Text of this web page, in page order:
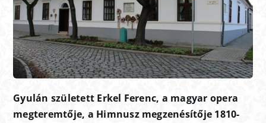
Gyulán született Erkel Ferenc, a magyar opera
megteremtője, a Himnusz megzenésítője 1810-